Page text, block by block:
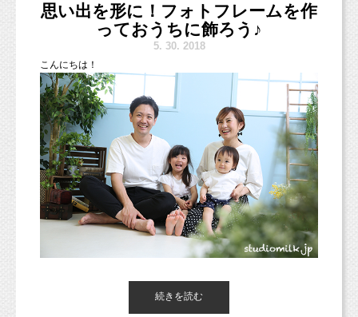
思い出を形に！フォトフレームを作
っておうちに飾ろう♪
5. 30. 2018
こ んにちは！
続きを読む